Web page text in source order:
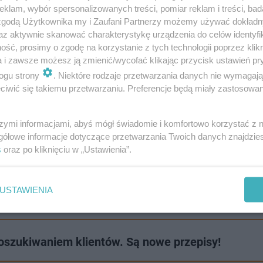
rozprzestrzenianie się małpiej ospy poprzez
się poprzez maleńkie kropelki unoszące się w
wyniku bliskiego kontaktu z płynami ustrojowymi,
znacznie mniej osób z najbliższego otoczenia
w kontrolowaniu wirusa wywołującego małpią ospę nad
płynem zmiany na twarzy, dłoniach i stopach
. Nie
COVID-19.
klientów. Są nowe przepisy!
wybór spersonalizowanych treści, pomiar reklam i treści,
Użytkownika my i Zaufani Partnerzy możemy używać
aktywnie skanować charakterystykę urządzenia do celów
prosimy o zgodę na korzystanie z tych technologii poprzez
i zawsze możesz ją zmienić/wycofać klikając przycisk ustawień
strony
. Niektóre rodzaje przetwarzania danych nie
się takiemu przetwarzaniu. Preferencje będą miały
informacjami, abyś mógł świadomie i komfortowo korzystać z
informacje dotyczące przetwarzania Twoich danych
oraz po kliknięciu w „Ustawienia”.
USTAWIENIA